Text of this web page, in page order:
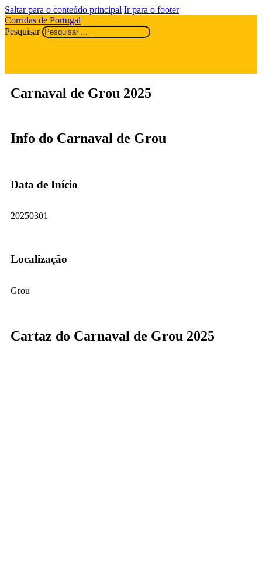
Saltar para o conteúdo principal Ir para o footer
Corridas de Portugal
Pesquisar
Carnaval de Grou 2025
Info do Carnaval de Grou
Data de Início
20250301
Localização
Grou
Cartaz do Carnaval de Grou 2025